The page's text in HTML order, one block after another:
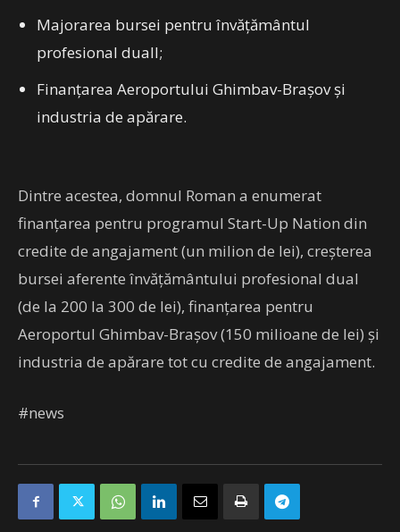
Majorarea bursei pentru învăţământul
profesional duall;
Finanţarea Aeroportului Ghimbav-Braşov şi
industria de apărare.
Dintre acestea, domnul Roman a enumerat
finanţarea pentru programul Start-Up Nation din
credite de angajament (un milion de lei), creşterea
bursei aferente învăţământului profesional dual
(de la 200 la 300 de lei), finanţarea pentru
Aeroportul Ghimbav-Braşov (150 milioane de lei) şi
industria de apărare tot cu credite de angajament.
#news